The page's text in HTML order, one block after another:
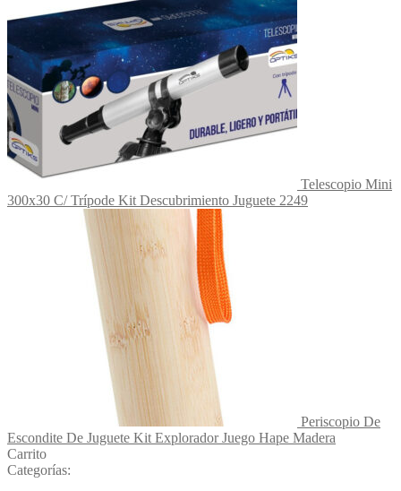
Telescopio Mini
300x30 C/ Trípode Kit Descubrimiento Juguete 2249
Periscopio De
Escondite De Juguete Kit Explorador Juego Hape Madera
Carrito
Categorías: